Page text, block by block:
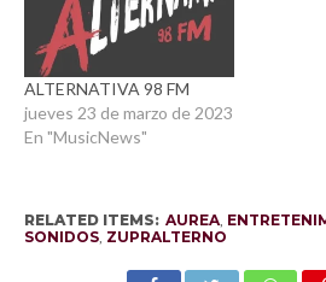
ALTERNATIVA 98 FM
jueves 23 de marzo de 2023
En "MusicNews"
RELATED ITEMS: AUREA,
SONIDOS, ZUPRALTERNO